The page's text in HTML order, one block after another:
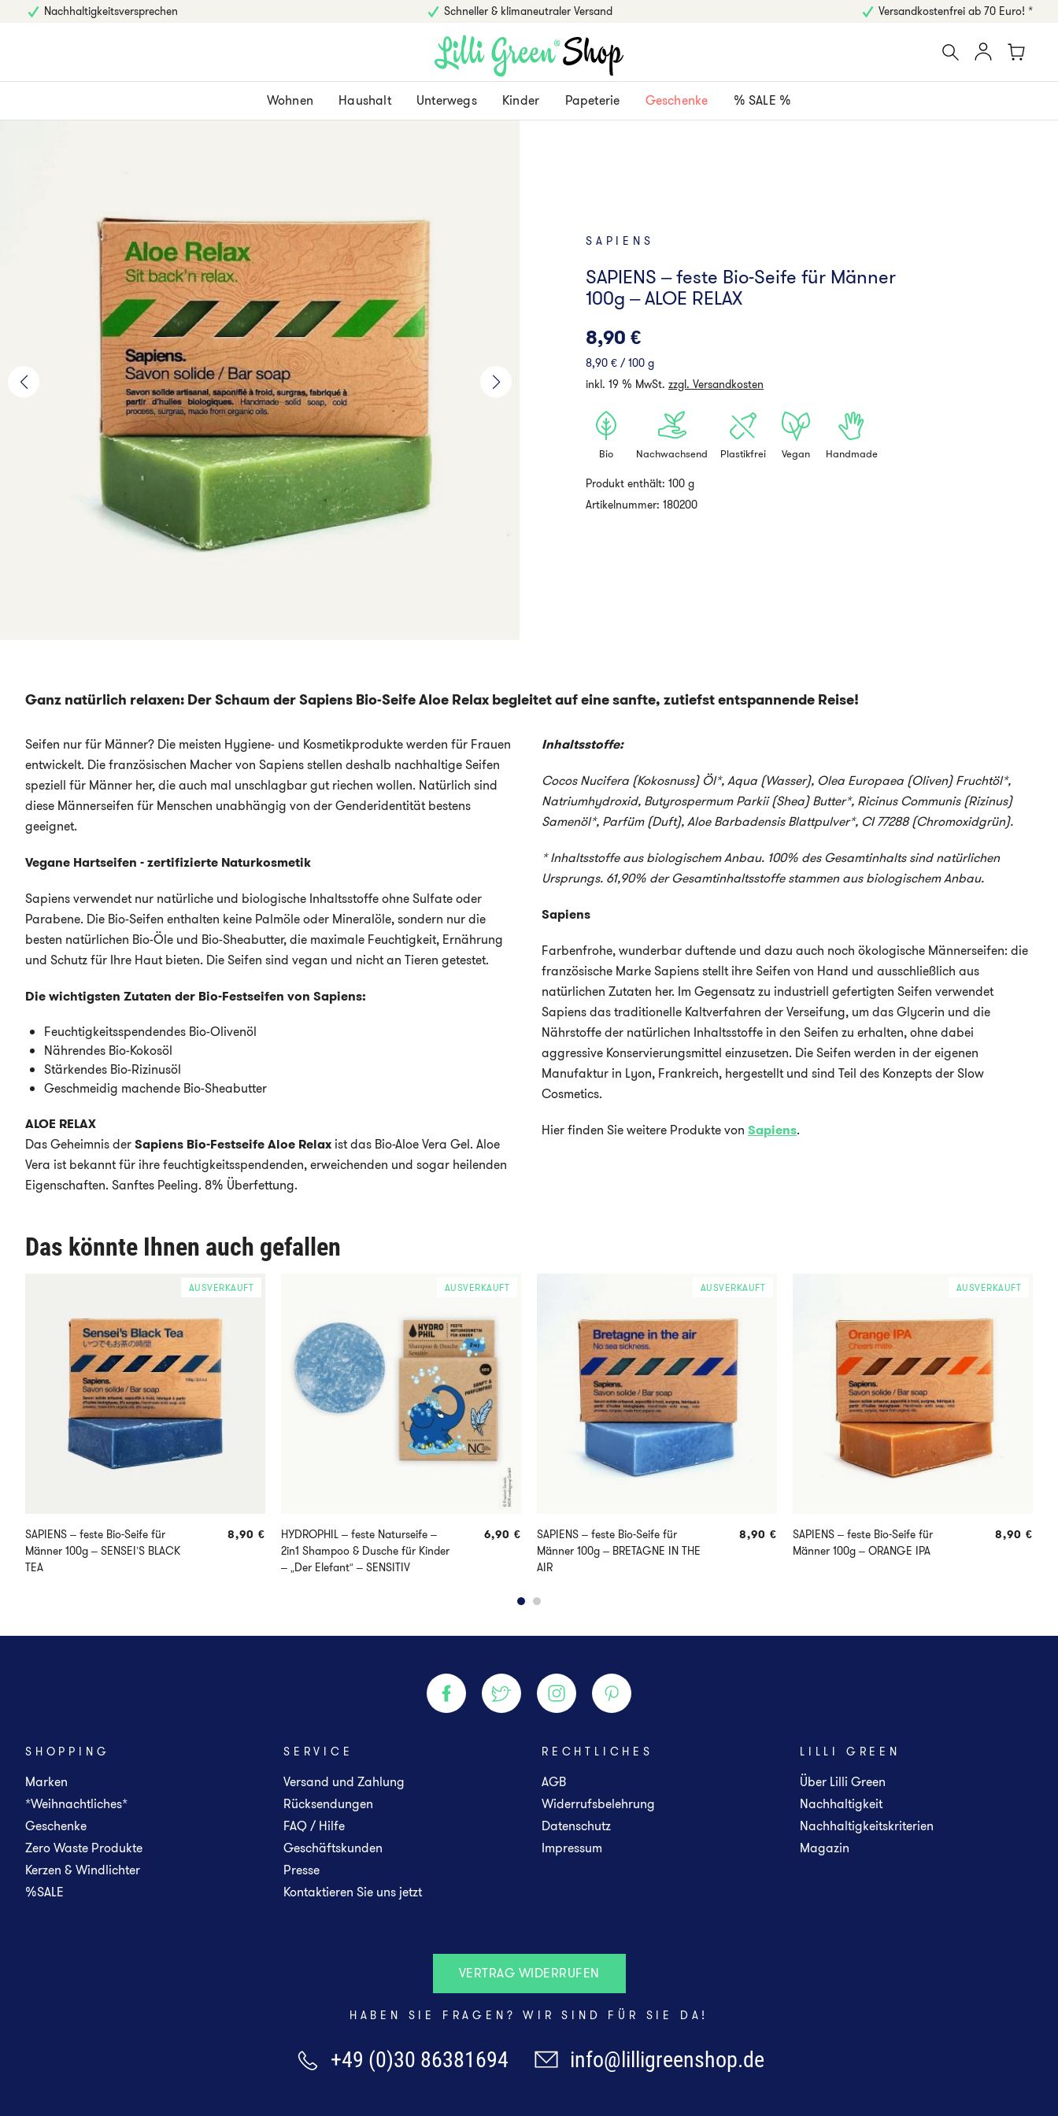
Nachhaltigkeitsversprechen Schneller & klimaneutraler Versand Versandkostenfrei ab 70 Euro! *
Wohnen Haushalt Unterwegs Kinder Papeterie Geschenke % SALE %
SAPIENS
SAPIENS – feste Bio-Seife für Männer
100g – ALOE RELAX
8,90 €
8,90 € /100 g
inkl. 19 % MwSt. zzgl. Versandkosten
Bio Nachwachsend Plastikfrei Vegan Handmade
Produkt enthält: 100 g
Artikelnummer: 180200
Ganz natürlich relaxen: Der Schaum der Sapiens Bio-Seife Aloe Relax begleitet auf eine sanfte, zutiefst entspannende Reise!
Seifen nur für Männer? Die meisten Hygiene- und Kosmetikprodukte werden für Frauen
entwickelt. Die französischen Macher von Sapiens stellen deshalb nachhaltige Seifen
speziell für Männer her, die auch mal unschlagbar gut riechen wollen. Natürlich sind
diese Männerseifen für Menschen unabhängig von der Genderidentität bestens
geeignet.
Vegane Hartseifen - zertifizierte Naturkosmetik
Sapiens verwendet nur natürliche und biologische Inhaltsstoffe ohne Sulfate oder
Parabene. Die Bio-Seifen enthalten keine Palmöle oder Mineralöle, sondern nur die
besten natürlichen Bio-Öle und Bio-Sheabutter, die maximale Feuchtigkeit, Ernährung
und Schutz für Ihre Haut bieten. Die Seifen sind vegan und nicht an Tieren getestet.
Die wichtigsten Zutaten der Bio-Festseifen von Sapiens:
Feuchtigkeitsspendendes Bio-Olivenöl
Nährendes Bio-Kokosöl
Stärkendes Bio-Rizinusöl
Geschmeidig machende Bio-Sheabutter
ALOE RELAX
Das Geheimnis derSapiens Bio-FestseifeAloe Relax ist das Bio-Aloe Vera Gel. Aloe
Vera ist bekannt für ihre feuchtigkeitsspendenden, erweichenden und sogar heilenden
Eigenschaften. Sanftes Peeling. 8% Überfettung.
Inhaltsstoffe:
Cocos Nucifera (Kokosnuss) Öl*, Aqua (Wasser), Olea Europaea (Oliven) Fruchtöl*,
Natriumhydroxid, Butyrospermum Parkii (Shea) Butter*, Ricinus Communis (Rizinus)
Samenöl*, Parfüm (Duft), Aloe Barbadensis Blattpulver*, CI 77288 (Chromoxidgrün).
*Inhaltsstoffe aus biologischem Anbau. 100% des Gesamtinhalts sind natürlichen
Ursprungs. 61,90% der Gesamtinhaltsstoffe stammen aus biologischem Anbau.
Sapiens
Farbenfrohe, wunderbar duftende und dazu auch noch ökologische Männerseifen: die
französische Marke Sapiens stellt ihre Seifen von Hand und ausschließlich aus
natürlichen Zutaten her. Im Gegensatz zu industriell gefertigten Seifen verwendet
Sapiens das traditionelle Kaltverfahren der Verseifung, um das Glycerin und die
Nährstoffe der natürlichen Inhaltsstoffe in den Seifen zu erhalten, ohne dabei
aggressive Konservierungsmittel einzusetzen. Die Seifen werden in der eigenen
Manufaktur in Lyon, Frankreich, hergestellt und sind Teil des Konzepts der Slow
Cosmetics.
Hier finden Sie weitere Produkte von Sapiens.
Das könnte Ihnen auch gefallen
AUSVERKAUFT
SAPIENS – feste Bio-Seife für
Männer 100g – SENSEI’S BLACK
TEA
8,90 €
AUSVERKAUFT
HYDROPHIL – feste Naturseife –
2in1 Shampoo & Dusche für Kinder
– „Der Elefant“ – SENSITIV
6,90 €
AUSVERKAUFT
SAPIENS – feste Bio-Seife für
Männer 100g – BRETAGNE IN THE
AIR
8,90 €
AUSVERKAUFT
SAPIENS – feste Bio-Seife für
Männer 100g – ORANGE IPA
8,90 €
SHOPPING
Marken
*Weihnachtliches*
Geschenke
Zero Waste Produkte
Kerzen & Windlichter
%SALE
SERVICE
Versand und Zahlung
Rücksendungen
FAQ / Hilfe
Geschäftskunden
Presse
Kontaktieren Sie uns jetzt
RECHTLICHES
AGB
Widerrufsbelehrung
Datenschutz
Impressum
LILLI GREEN
Über Lilli Green
Nachhaltigkeit
Nachhaltigkeitskriterien
Magazin
VERTRAG WIDERRUFEN
HABEN SIE FRAGEN? WIR SIND FÜR SIE DA!
+49 (0)30 86381694 info@lilligreenshop.de